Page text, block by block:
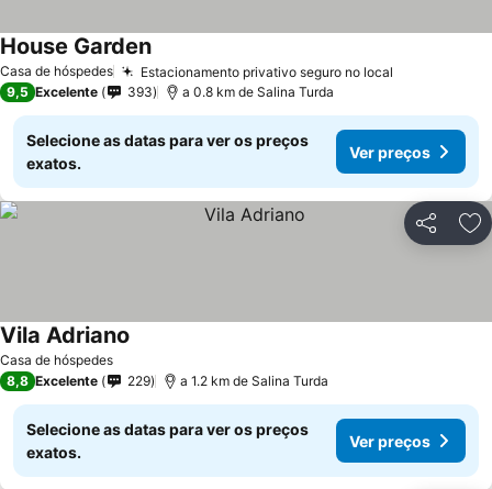
Casa de hóspedes Estacionamento privativo seguro no local
House Garden
9,5 Excelente 393 a 0.8 km de Salina Turda
Selecione as datas para ver os preços
exatos.
Ver preços
Partilhar
Casa de hóspedes
Vila Adriano
8,8 Excelente 229 a 1.2 km de Salina Turda
Selecione as datas para ver os preços
exatos.
Ver preços